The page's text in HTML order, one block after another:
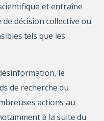
et entraîne
décision collective ou
tels que les
le
de recherche du
actions au
à la suite du